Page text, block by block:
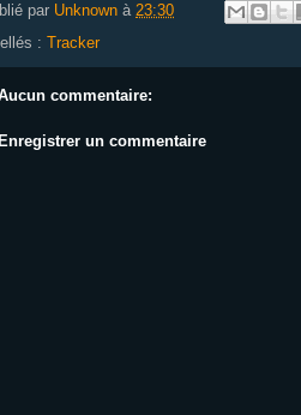
par Unknown à 23:30
: Tracker
commentaire:
un commentaire